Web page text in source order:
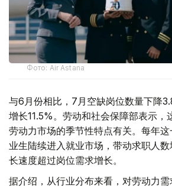
Фото: Air Astana
与6月份相比，7月空缺岗位数量下降
增长11.5%。劳动和社会保障部表示，
劳动力市场的季节性特点有关。每年
业生陆续进入就业市场，带动求职人
长速度超过岗位需求增长。
据介绍，从行业分布来看，对劳动力